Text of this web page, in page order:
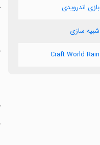
بازی اندرویدی
شبیه سازی
Craft World Rain